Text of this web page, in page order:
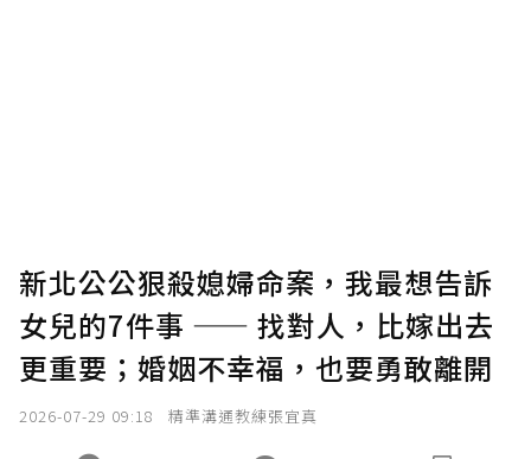
確認送出
新北公公狠殺媳婦命案，我最想告訴
女兒的7件事 —— 找對人，比嫁出去
更重要；婚姻不幸福，也要勇敢離開
2026-07-29 09:18 精準溝通教練張宜真